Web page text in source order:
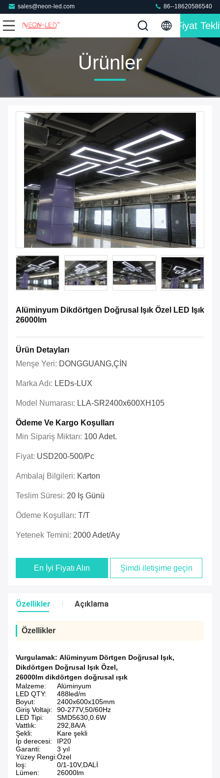
sales@neon-led.com 86--18620586540
Fiyat
Ürünler
Alüminyum Dikdörtgen Doğrusal Işık Özel LED Işık
26000lm
Ürün Detayları
Menşe Yeri: DONGGUANG,ÇİN
Marka Adı: LEDs-LUX
Model Numarası: LLA-SR2400x600XH105
Ödeme Ve Kargo Koşulları
Min Sipariş Miktarı: 100 Adet.
Fiyat: USD200-500/pc
Ambalaj Bilgileri: Karton
Teslim Süresi: 20 Iş Günü
Ödeme Koşulları: T/T
Yetenek Temini: 2000 Adet/ay
En İyi Fiyatı Alın Şimdi iletişime geçin
Özellikler Açıklama
Özellikler
Vurgulamak: Alüminyum Dörtgen Doğrusal Işık,
Dikdörtgen Doğrusal Işık Özel,
26000lm dikdörtgen doğrusal ışık
Malzeme:
Alüminyum
LED QTY:
488led/m
Boyut:
2400x600x105mm
Giriş Voltajı:
90-277V,50/60Hz
LED Tipi:
SMD5630,0.6W
Vattlık:
292,8A/A
Şekli:
Kare şekli
Ip derecesi:
IP20
Garanti:
3 yıl
Yüzey Rengi:Özel
loş:
0/1-10V,DALİ
Lümen:
26000lm